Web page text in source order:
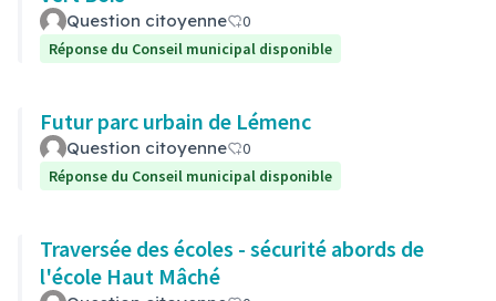
Question citoyenne
0
Réponse du Conseil municipal disponible
Futur parc urbain de Lémenc
Question citoyenne
0
Réponse du Conseil municipal disponible
Traversée des écoles - sécurité abords de
l'école Haut Mâché